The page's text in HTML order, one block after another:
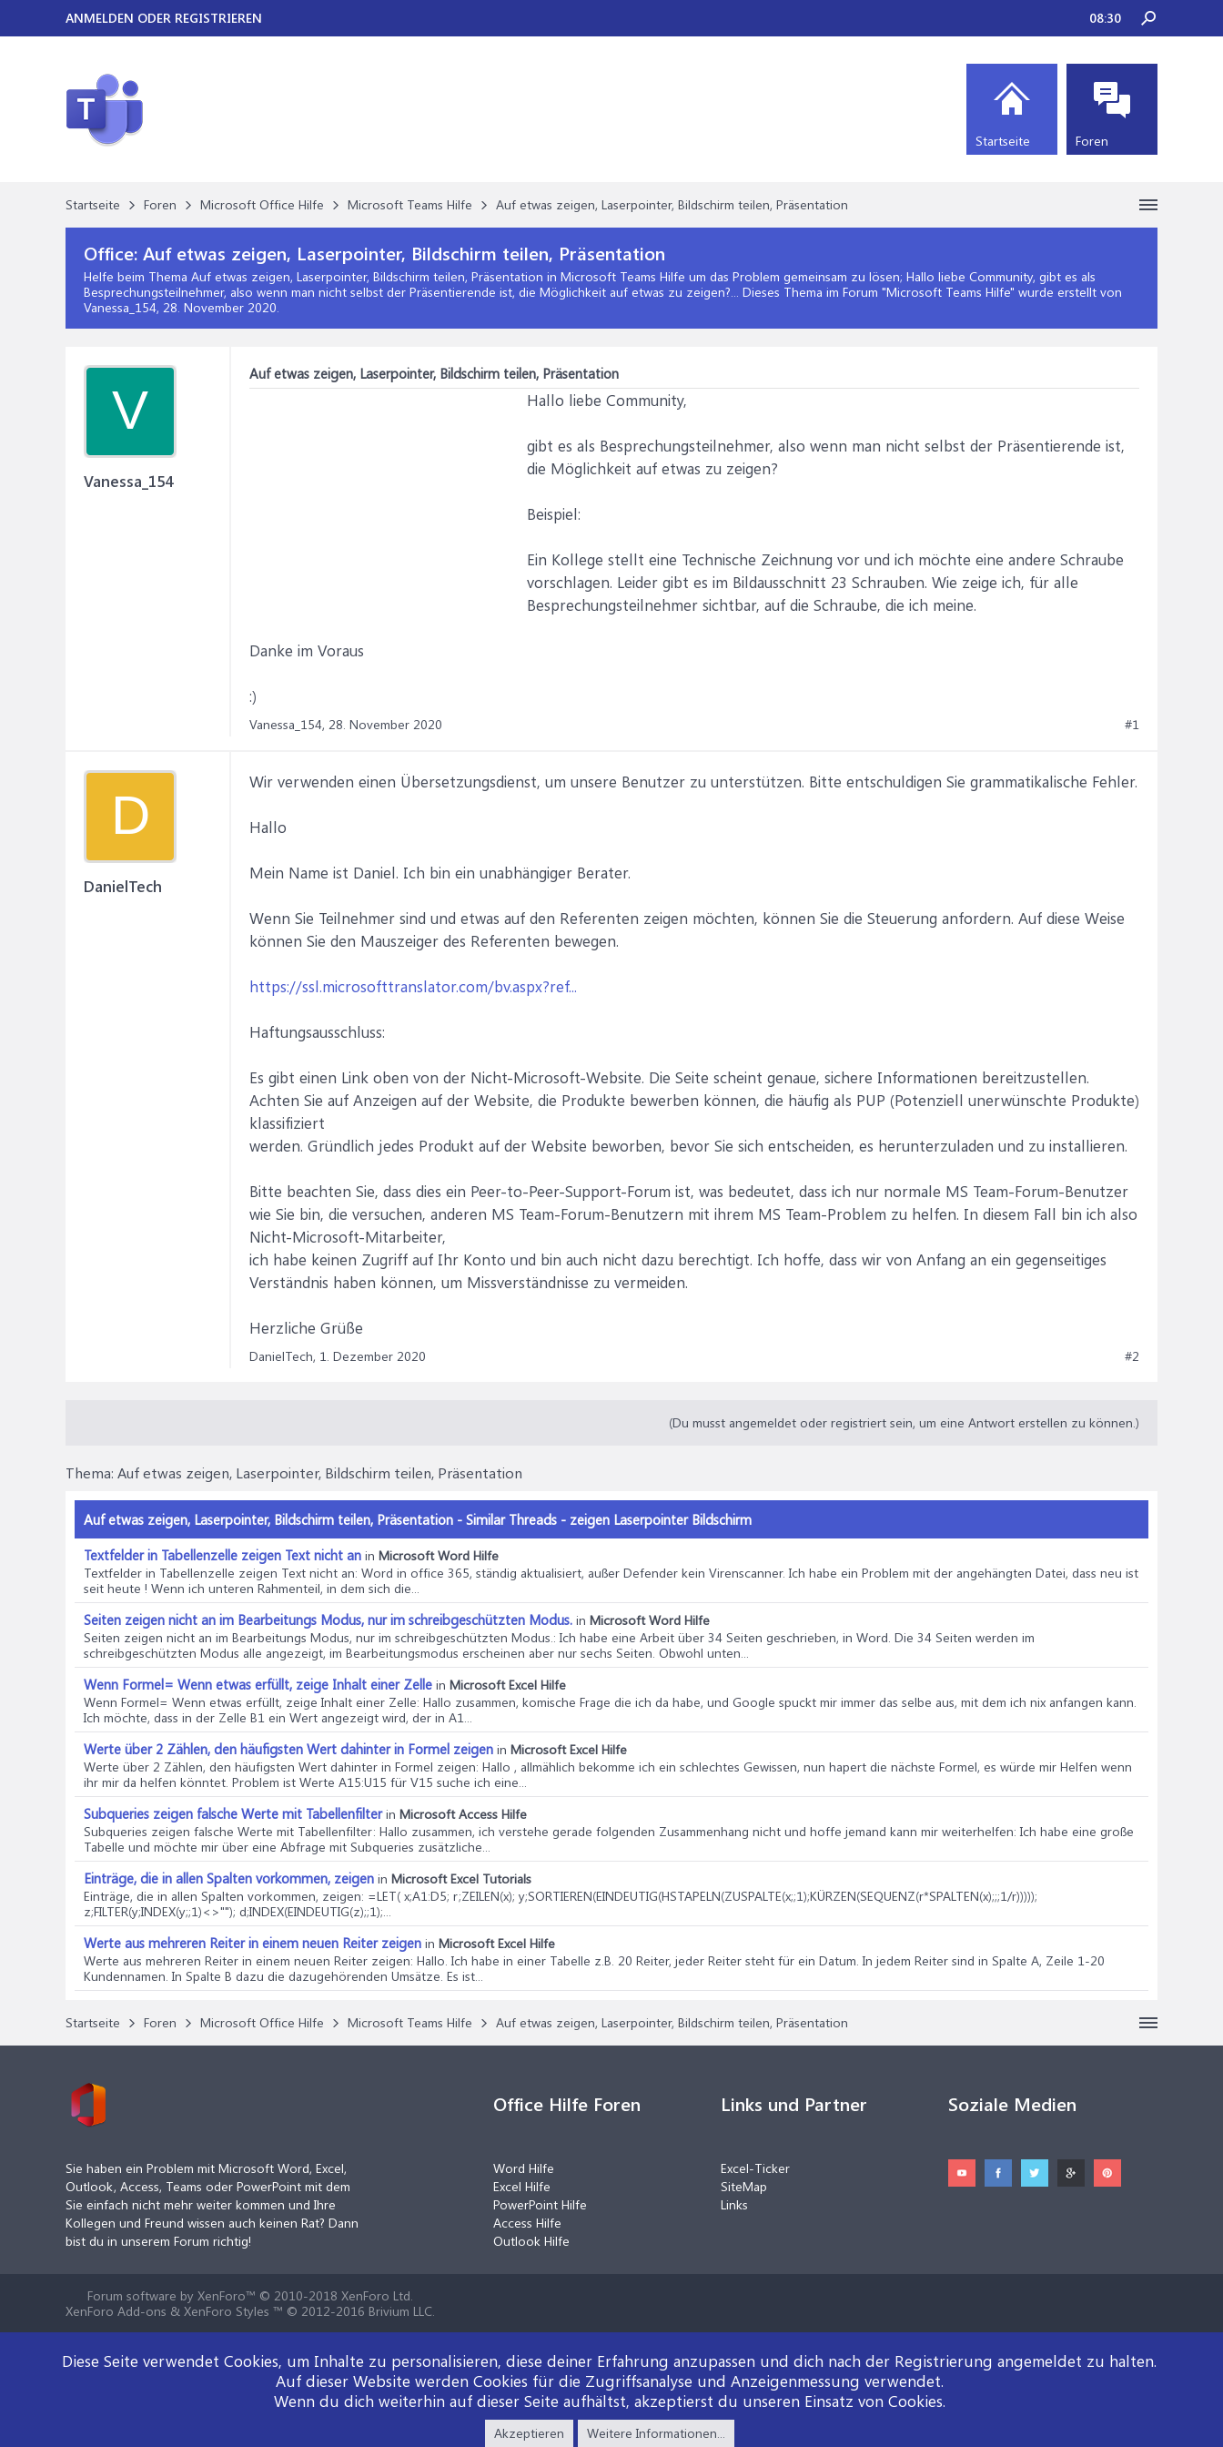
Startseite Foren Microsoft Office Hilfe Microsoft Teams Hilfe Auf etwas zeigen, Laserpointer, Bildschirm teilen, Präsentation
Office: Auf etwas zeigen, Laserpointer, Bildschirm teilen, Präsentation
Helfe beim Thema Auf etwas zeigen, Laserpointer, Bildschirm teilen, Präsentation in Microsoft Teams Hilfe um das Problem gemeinsam zu lösen; Hallo liebe Community, gibt es als
Besprechungsteilnehmer, also wenn man nicht selbst der Präsentierende ist, die Möglichkeit auf etwas zu zeigen?... Dieses Thema im Forum "Microsoft Teams Hilfe" wurde erstellt von
Vanessa_154, 28. November 2020.
V
Vanessa_154
Auf etwas zeigen, Laserpointer, Bildschirm teilen, Präsentation
Hallo liebe Community,
gibt es als Besprechungsteilnehmer, also wenn man nicht selbst der Präsentierende ist,
die Möglichkeit auf etwas zu zeigen?
Beispiel:
Ein Kollege stellt eine Technische Zeichnung vor und ich möchte eine andere Schraube
vorschlagen. Leider gibt es im Bildausschnitt 23 Schrauben. Wie zeige ich, für alle
Besprechungsteilnehmer sichtbar, auf die Schraube, die ich meine.
Danke im Voraus
:)
Vanessa_154, 28. November 2020 #1
D
DanielTech
Wir verwenden einen Übersetzungsdienst, um unsere Benutzer zu unterstützen. Bitte entschuldigen Sie grammatikalische Fehler.
Hallo
Mein Name ist Daniel. Ich bin ein unabhängiger Berater.
Wenn Sie Teilnehmer sind und etwas auf den Referenten zeigen möchten, können Sie die Steuerung anfordern. Auf diese Weise
können Sie den Mauszeiger des Referenten bewegen.
https://ssl.microsofttranslator.com/bv.aspx?ref...
Haftungsausschluss:
Es gibt einen Link oben von der Nicht-Microsoft-Website. Die Seite scheint genaue, sichere Informationen bereitzustellen.
Achten Sie auf Anzeigen auf der Website, die Produkte bewerben können, die häufig als PUP (Potenziell unerwünschte Produkte)
klassifiziert
werden. Gründlich jedes Produkt auf der Website beworben, bevor Sie sich entscheiden, es herunterzuladen und zu installieren.
Bitte beachten Sie, dass dies ein Peer-to-Peer-Support-Forum ist, was bedeutet, dass ich nur normale MS Team-Forum-Benutzer
wie Sie bin, die versuchen, anderen MS Team-Forum-Benutzern mit ihrem MS Team-Problem zu helfen. In diesem Fall bin ich also
Nicht-Microsoft-Mitarbeiter,
ich habe keinen Zugriff auf Ihr Konto und bin auch nicht dazu berechtigt. Ich hoffe, dass wir von Anfang an ein gegenseitiges
Verständnis haben können, um Missverständnisse zu vermeiden.
Herzliche Grüße
DanielTech, 1. Dezember 2020 #2
(Du musst angemeldet oder registriert sein, um eine Antwort erstellen zu können.)
Thema: Auf etwas zeigen, Laserpointer, Bildschirm teilen, Präsentation
Auf etwas zeigen, Laserpointer, Bildschirm teilen, Präsentation - Similar Threads - zeigen Laserpointer Bildschirm
Textfelder in Tabellenzelle zeigen Text nicht an in Microsoft Word Hilfe
Textfelder in Tabellenzelle zeigen Text nicht an: Word in office 365, ständig aktualisiert, außer Defender kein Virenscanner. Ich habe ein Problem mit der angehängten Datei, dass neu ist
seit heute ! Wenn ich unteren Rahmenteil, in dem sich die...
Seiten zeigen nicht an im Bearbeitungs Modus, nur im schreibgeschützten Modus. in Microsoft Word Hilfe
Seiten zeigen nicht an im Bearbeitungs Modus, nur im schreibgeschützten Modus.: Ich habe eine Arbeit über 34 Seiten geschrieben, in Word. Die 34 Seiten werden im
schreibgeschützten Modus alle angezeigt, im Bearbeitungsmodus erscheinen aber nur sechs Seiten. Obwohl unten...
Wenn Formel= Wenn etwas erfüllt, zeige Inhalt einer Zelle in Microsoft Excel Hilfe
Wenn Formel= Wenn etwas erfüllt, zeige Inhalt einer Zelle: Hallo zusammen, komische Frage die ich da habe, und Google spuckt mir immer das selbe aus, mit dem ich nix anfangen kann.
Ich möchte, dass in der Zelle B1 ein Wert angezeigt wird, der in A1...
Werte über 2 Zählen, den häufigsten Wert dahinter in Formel zeigen in Microsoft Excel Hilfe
Werte über 2 Zählen, den häufigsten Wert dahinter in Formel zeigen: Hallo , allmählich bekomme ich ein schlechtes Gewissen, nun hapert die nächste Formel, es würde mir Helfen wenn
ihr mir da helfen könntet. Problem ist Werte A15:U15 für V15 suche ich eine...
Subqueries zeigen falsche Werte mit Tabellenfilterin Microsoft Access Hilfe
Subqueries zeigen falsche Werte mit Tabellenfilter: Hallo zusammen, ich verstehe gerade folgenden Zusammenhang nicht und hoffe jemand kann mir weiterhelfen: Ich habe eine große
Tabelle und möchte mir über eine Abfrage mit Subqueries zusätzliche...
Einträge, die in allen Spalten vorkommen, zeigen in Microsoft Excel Tutorials
Einträge, die in allen Spalten vorkommen, zeigen: =LET( x;A1:D5; r;ZEILEN(x); y;SORTIEREN(EINDEUTIG(HSTAPELN(ZUSPALTE(x;;1);KÜRZEN(SEQUENZ(r*SPALTEN(x);;;1/r)))));
z;FILTER(y;INDEX(y;;1)<>""); d;INDEX(EINDEUTIG(z);;1);...
Werte aus mehreren Reiter in einem neuen Reiter zeigen in Microsoft Excel Hilfe
Werte aus mehreren Reiter in einem neuen Reiter zeigen: Hallo. Ich habe in einer Tabelle z.B. 20 Reiter, jeder Reiter steht für ein Datum. In jedem Reiter sind in Spalte A, Zeile 1-20
Kundennamen. In Spalte B dazu die dazugehörenden Umsätze. Es ist...
Startseite Foren Microsoft Office Hilfe Microsoft Teams Hilfe Auf etwas zeigen, Laserpointer, Bildschirm teilen, Präsentation
ANMELDEN ODER REGISTRIEREN 08:30
Startseite Foren
Sie haben ein Problem mit Microsoft Word, Excel,
Outlook, Access, Teams oder PowerPoint mit dem
Sie einfach nicht mehr weiter kommen und Ihre
Kollegen und Freund wissen auch keinen Rat? Dann
bist du in unserem Forum richtig!
Office Hilfe Foren
Word Hilfe
Excel Hilfe
PowerPoint Hilfe
Access Hilfe
Outlook Hilfe
Links und Partner
Excel-Ticker
SiteMap
Links
Soziale Medien
Forum software by XenForo™ © 2010-2018 XenForo Ltd.
XenForo Add-ons & XenForo Styles ™ © 2012-2016 Brivium LLC.
Diese Seite verwendet Cookies, um Inhalte zu personalisieren, diese deiner Erfahrung anzupassen und dich nach der Registrierung angemeldet zu halten.
Auf dieser Website werden Cookies für die Zugriffsanalyse und Anzeigenmessung verwendet.
Wenn du dich weiterhin auf dieser Seite aufhältst, akzeptierst du unseren Einsatz von Cookies.
Akzeptieren Weitere Informationen...